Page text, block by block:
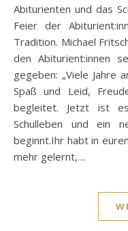
Abiturienten und das
Feier der
Tradition. Michael
den Abiturient:innen
gegeben: „Viele Jahre
Spaß und Leid,
begleitet. Jetzt ist
Schulleben und ein
beginnt.Ihr habt in
mehr gelernt,…